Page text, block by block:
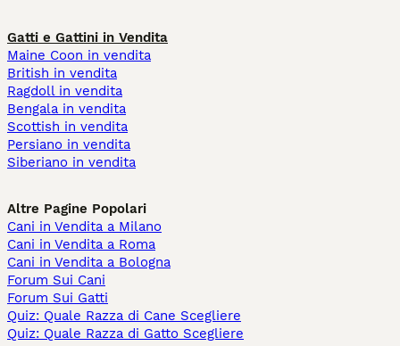
Gatti e Gattini in Vendita
Maine Coon in vendita
British in vendita
Ragdoll in vendita
Bengala in vendita
Scottish in vendita
Persiano in vendita
Siberiano in vendita
Altre Pagine Popolari
Cani in Vendita a Milano
Cani in Vendita a Roma
Cani in Vendita a Bologna
Forum Sui Cani
Forum Sui Gatti
Quiz: Quale Razza di Cane Scegliere
Quiz: Quale Razza di Gatto Scegliere